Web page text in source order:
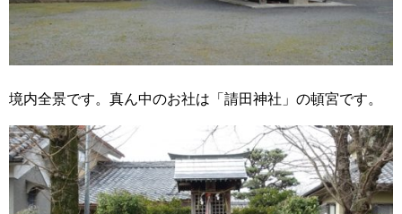
境内全景です。真ん中のお社は「請田神社」の頓宮です。